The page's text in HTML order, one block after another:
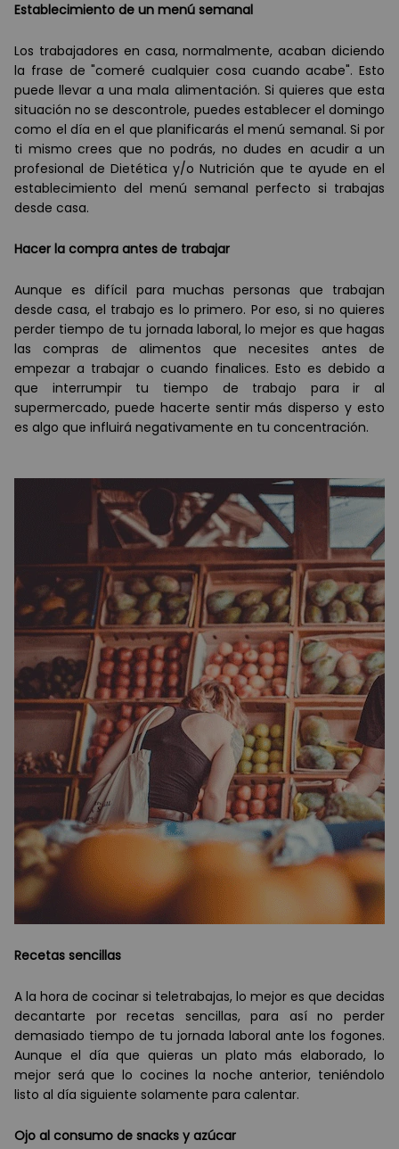
Establecimiento de un menú semanal
Los trabajadores en casa, normalmente, acaban diciendo
la frase de "comeré cualquier cosa cuando acabe". Esto
puede llevar a una mala alimentación. Si quieres que esta
situación no se descontrole, puedes establecer el domingo
como el día en el que planificarás el menú semanal. Si por
ti mismo crees que no podrás, no dudes en acudir a un
profesional de Dietética y/o Nutrición que te ayude en el
establecimiento del menú semanal perfecto si trabajas
desde casa.
Hacer la compra antes de trabajar
Aunque es difícil para muchas personas que trabajan
desde casa, el trabajo es lo primero. Por eso, si no quieres
perder tiempo de tu jornada laboral, lo mejor es que hagas
las compras de alimentos que necesites antes de
empezar a trabajar o cuando finalices. Esto es debido a
que interrumpir tu tiempo de trabajo para ir al
supermercado, puede hacerte sentir más disperso y esto
es algo que influirá negativamente en tu concentración.
Recetas sencillas
A la hora de cocinar si teletrabajas, lo mejor es que decidas
decantarte por recetas sencillas, para así no perder
demasiado tiempo de tu jornada laboral ante los fogones.
Aunque el día que quieras un plato más elaborado, lo
mejor será que lo cocines la noche anterior, teniéndolo
listo al día siguiente solamente para calentar.
Ojo al consumo de snacks y azúcar